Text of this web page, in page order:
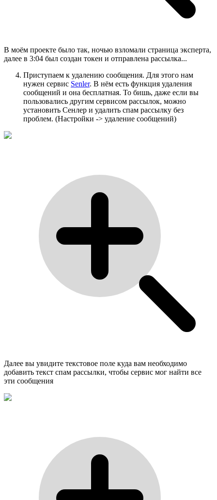
В моём проекте было так, ночью взломали страница эксперта,
далее в 3:04 был создан токен и отправлена рассылка...
Приступаем к удалению сообщения. Для этого нам
нужен сервиc Senler. В нём есть функция удаления
сообщений и она бесплатная. То бишь, даже если вы
пользовались другим сервисом рассылок, можно
установить Сенлер и удалить спам рассылку без
проблем. (Настройки -> удаление сообщений)
Далее вы увидите текстовое поле куда вам необходимо
добавить текст спам рассылки, чтобы сервис мог найти все
эти сообщения